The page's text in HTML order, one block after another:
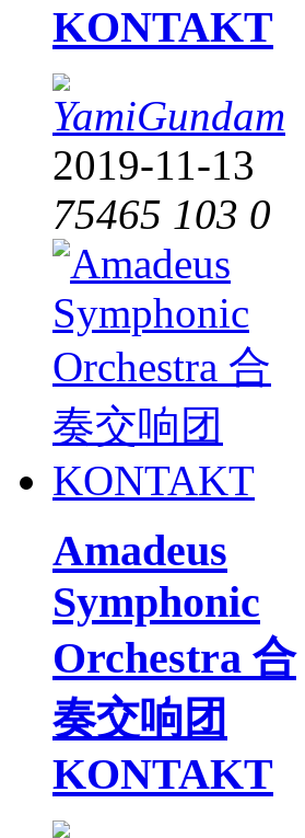
KONTAKT
YamiGundam
2019-11-13
75465 103 0
Amadeus
Symphonic
Orchestra 合
奏交响团
KONTAKT